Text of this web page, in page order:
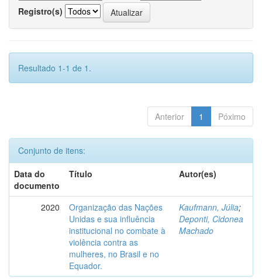
Registro(s)
Resultado 1-1 de 1.
Anterior 1 Póximo
Conjunto de itens:
Data do
documento
Título Autor(es)
2020
Organização das Nações
Unidas e sua influência
institucional no combate à
violência contra as
mulheres, no Brasil e no
Equador.
Kaufmann, Júlia;
Deponti, Cidonea
Machado